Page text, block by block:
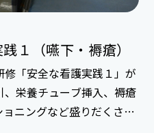
１（嚥下・褥瘡）
「安全な看護実践１」が
栄養チューブ挿入、褥瘡
ニングなど盛りだくさん